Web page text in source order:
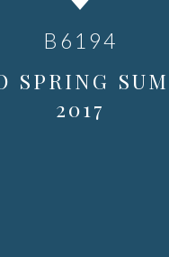
B6194
SPRING
2017